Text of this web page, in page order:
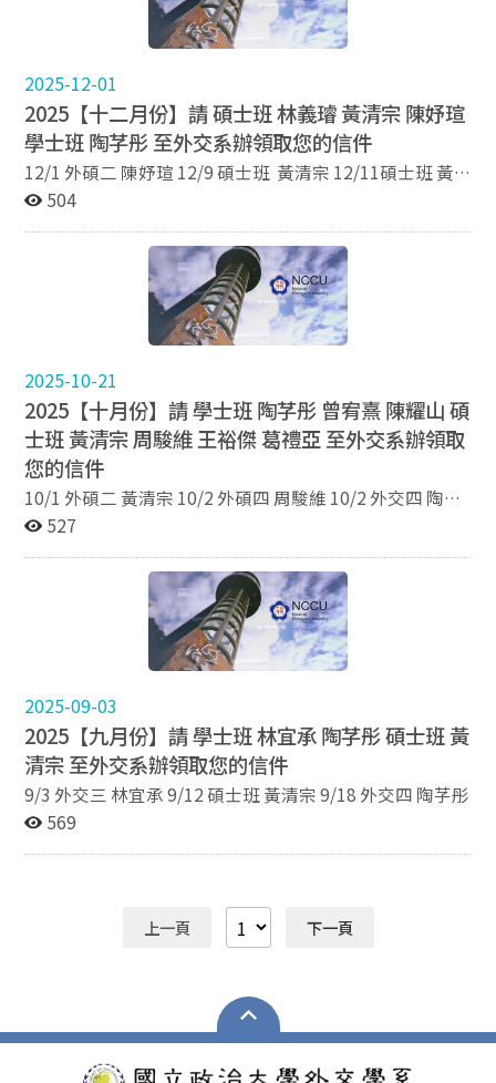
2025-12-01
2025【十二月份】請 碩士班 林義璿 黃清宗 陳妤瑄
學士班 陶芓彤 至外交系辦領取您的信件
12/1 外碩二 陳妤瑄 12/9 碩士班 黃清宗 12/11碩士班 黃
504
2025-10-21
2025【十月份】請 學士班 陶芓彤 曾宥熹 陳耀山 碩
士班 黃清宗 周駿維 王裕傑 葛禮亞 至外交系辦領取
您的信件
10/1 外碩二 黃清宗 10/2 外碩四 周駿維 10/2 外交四 陶芓
彤 10/14 外交四 曾宥熹 10/21 外碩三 王裕傑 10/21 外交 527
2025-09-03
2025【九月份】請 學士班 林宜承 陶芓彤 碩士班 黃
清宗 至外交系辦領取您的信件
9/3 外交三 林宜承 9/12 碩士班 黃清宗 9/18 外交四 陶芓彤
569
上一頁 下一頁